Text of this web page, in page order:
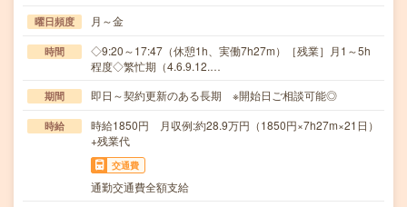
曜日頻度 月～金
時間
◇9:20～17:47（休憩1h、実働7h27m）［残業］月1～5h
程度◇繁忙期（4.6.9.12.…
期間 即日～契約更新のある長期 ※開始日ご相談可能◎
時給
時給1850円 月収例:約28.9万円（1850円×7h27m×21日）
+残業代
交通費
通勤交通費全額支給